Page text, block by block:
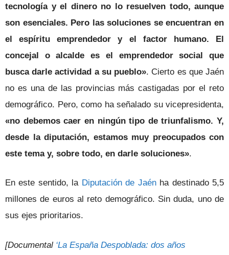
tecnología y el dinero no lo resuelven todo, aunque
son esenciales. Pero las soluciones se encuentran en
el espíritu emprendedor y el factor humano. El
concejal o alcalde es el emprendedor social que
busca darle actividad a su pueblo». Cierto es que Jaén
no es una de las provincias más castigadas por el reto
demográfico. Pero, como ha señalado su vicepresidenta,
«no debemos caer en ningún tipo de triunfalismo. Y,
desde la diputación, estamos muy preocupados con
este tema y, sobre todo, en darle soluciones».
En este sentido, la Diputación de Jaénha destinado 5,5
millones de euros al reto demográfico. Sin duda, uno de
sus ejes prioritarios.
[Documental ‘La España Despoblada: dos años